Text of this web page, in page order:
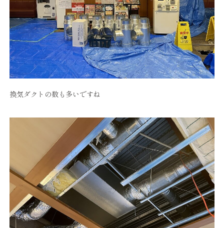
換気ダクトの数も多いですね